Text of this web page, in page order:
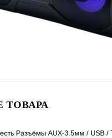
ТОВАРА
Разъёмы AUX-3.5мм / USB